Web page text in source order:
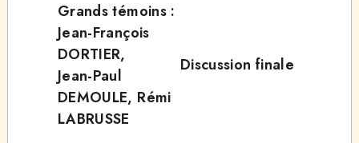
Grands témoins :
Jean-François
DORTIER,
Jean-Paul
DEMOULE, Rémi
LABRUSSE
Discussion finale